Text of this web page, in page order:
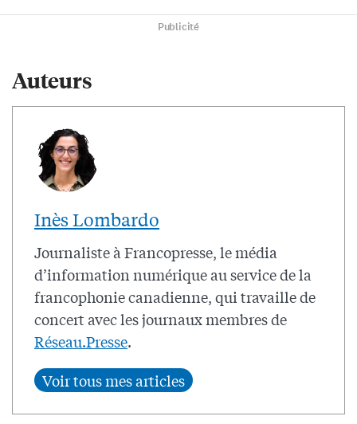
Publicité
Auteurs
Inès Lombardo
Journaliste à Francopresse, le média
d’information numérique au service de la
francophonie canadienne, qui travaille de
concert avec les journaux membres de
Réseau.Presse.